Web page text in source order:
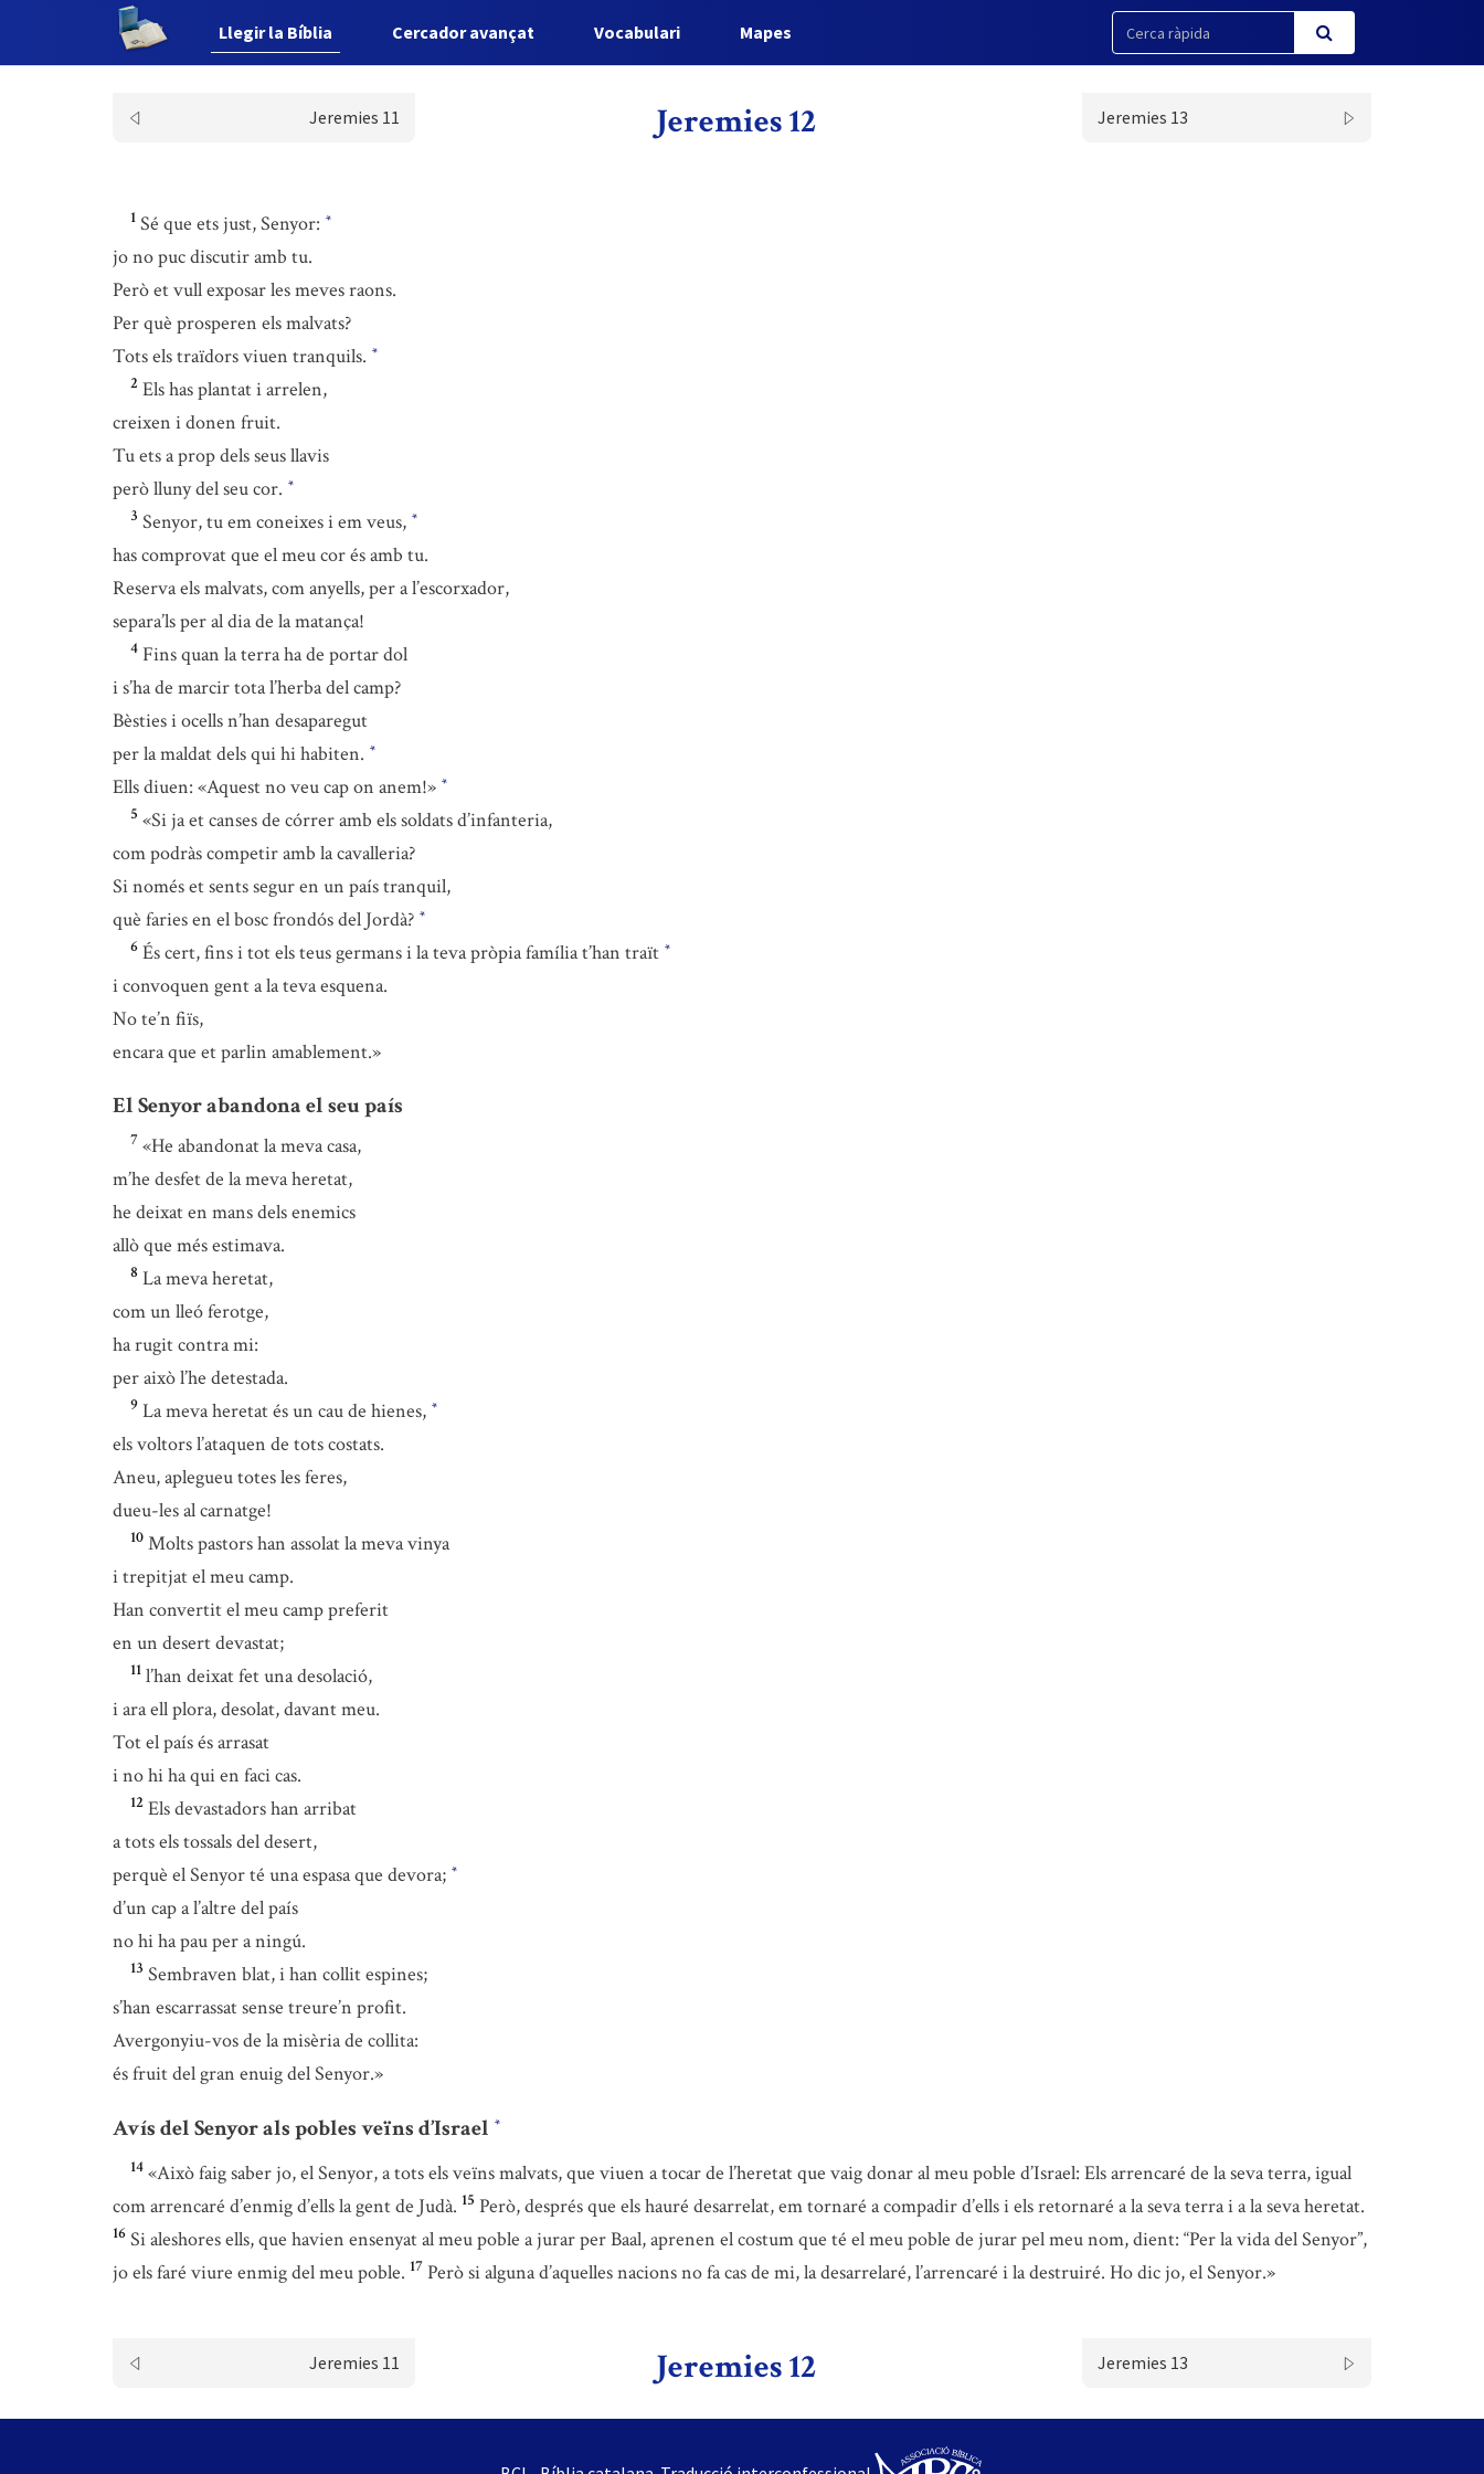
Llegir la Bíblia Cercador avançat Vocabulari Mapes
Jeremies 11 Jeremies 12 Jeremies 13
1 Sé que ets just, Senyor: *
jo no puc discutir amb tu.
Però et vull exposar les meves raons.
Per què prosperen els malvats?
Tots els traïdors viuen tranquils. *
2 Els has plantat i arrelen,
creixen i donen fruit.
Tu ets a prop dels seus llavis
però lluny del seu cor. *
3 Senyor, tu em coneixes i em veus, *
has comprovat que el meu cor és amb tu.
Reserva els malvats, com anyells, per a l’escorxador,
separa’ls per al dia de la matança!
4 Fins quan la terra ha de portar dol
i s’ha de marcir tota l’herba del camp?
Bèsties i ocells n’han desaparegut
per la maldat dels qui hi habiten. *
Ells diuen: «Aquest no veu cap on anem!» *
5 «Si ja et canses de córrer amb els soldats d’infanteria,
com podràs competir amb la cavalleria?
Si només et sents segur en un país tranquil,
què faries en el bosc frondós del Jordà? *
6 És cert, fins i tot els teus germans i la teva pròpia família t’han traït *
i convoquen gent a la teva esquena.
No te’n fiïs,
encara que et parlin amablement.»
El Senyor abandona el seu país
7 «He abandonat la meva casa,
m’he desfet de la meva heretat,
he deixat en mans dels enemics
allò que més estimava.
8 La meva heretat,
com un lleó ferotge,
ha rugit contra mi:
per això l’he detestada.
9 La meva heretat és un cau de hienes, *
els voltors l’ataquen de tots costats.
Aneu, aplegueu totes les feres,
dueu-les al carnatge!
10 Molts pastors han assolat la meva vinya
i trepitjat el meu camp.
Han convertit el meu camp preferit
en un desert devastat;
11 l’han deixat fet una desolació,
i ara ell plora, desolat, davant meu.
Tot el país és arrasat
i no hi ha qui en faci cas.
12 Els devastadors han arribat
a tots els tossals del desert,
perquè el Senyor té una espasa que devora; *
d’un cap a l’altre del país
no hi ha pau per a ningú.
13 Sembraven blat, i han collit espines;
s’han escarrassat sense treure’n profit.
Avergonyiu-vos de la misèria de collita:
és fruit del gran enuig del Senyor.»
Avís del Senyor als pobles veïns d’Israel *
14 «Això faig saber jo, el Senyor, a tots els veïns malvats, que viuen a tocar de l’heretat que vaig donar al meu poble d’Israel: Els arrencaré de la seva terra, igual
com arrencaré d’enmig d’ells la gent de Judà. 15 Però, després que els hauré desarrelat, em tornaré a compadir d’ells i els retornaré a la seva terra i a la seva heretat.
16 Si aleshores ells, que havien ensenyat al meu poble a jurar per Baal, aprenen el costum que té el meu poble de jurar pel meu nom, dient: “Per la vida del Senyor”,
jo els faré viure enmig del meu poble. 17 Però si alguna d’aquelles nacions no fa cas de mi, la desarrelaré, l’arrencaré i la destruiré. Ho dic jo, el Senyor.»
Jeremies 11 Jeremies 12 Jeremies 13